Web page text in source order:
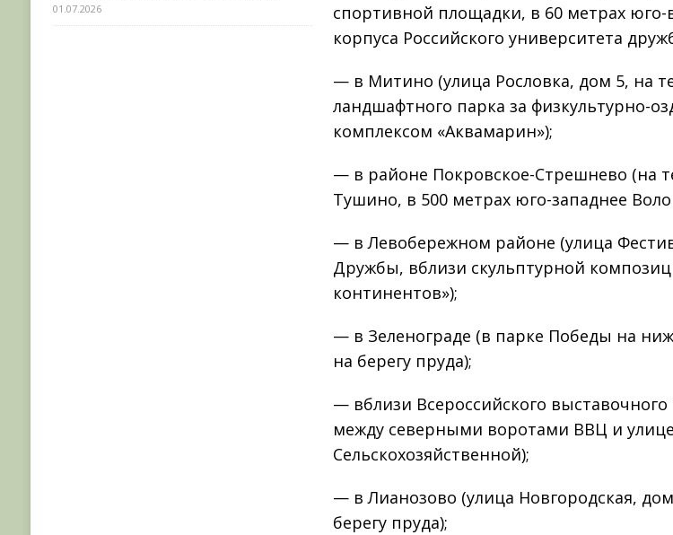
спортивной площадки, в 60 метрах юго-
корпуса Российского университета
— в Митино (улица Рословка, дом 5, на
ландшафтного парка за физкультурно-
комплексом «Аквамарин»);
— в районе Покровское-Стрешнево (на
Тушино, в 500 метрах юго-западнее
— в Левобережном районе (улица
Дружбы, вблизи скульптурной
континентов»);
— в Зеленограде (в парке Победы на
на берегу пруда);
— вблизи Всероссийского
между северными воротами ВВЦ и
Сельскохозяйственной);
— в Лианозово (улица Новгородская,
берегу пруда);
01.07.2026